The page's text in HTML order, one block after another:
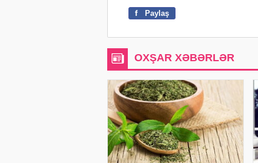
f Paylaş
OXŞAR XƏBƏRLƏR